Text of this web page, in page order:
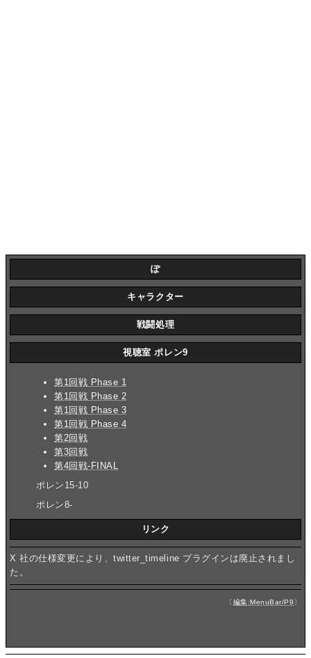
ぽ
キャラクター
戦闘処理
視聴室 ポレン9
第1回戦 Phase 1
第1回戦 Phase 2
第1回戦 Phase 3
第1回戦 Phase 4
第2回戦
第3回戦
第4回戦-FINAL
ポレン15-10
ポレン8-
リンク
X 社の仕様変更により、twitter_timeline プラグインは廃止されまし
た。
〔編集:MenuBar/P9〕